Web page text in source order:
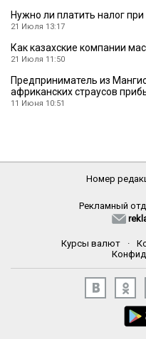
Нужно ли платить налог
21 Июля 13:17
Как казахские компании
21 Июля 11:50
Предприниматель из
африканских страусов
11 Июня 10:51
Номер
Рекламный
Курсы валют ·